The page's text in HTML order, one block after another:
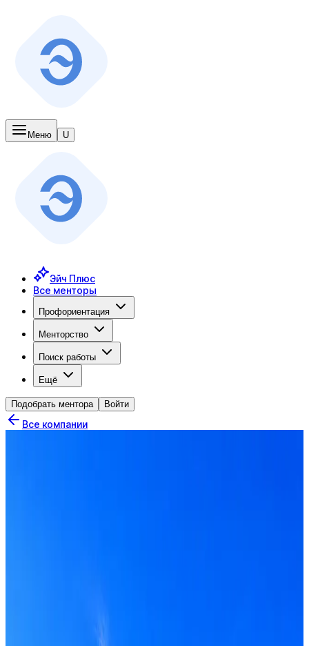
Меню U
Эйч Плюс
Все менторы
Профориентация
Менторство
Поиск работы
Ещё
Подобрать ментора Войти
Все компании